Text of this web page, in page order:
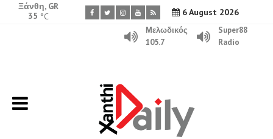
6 August 2026
Ξάνθη, GR
35 °C
Μελωδικός
105.7
Super88
Radio